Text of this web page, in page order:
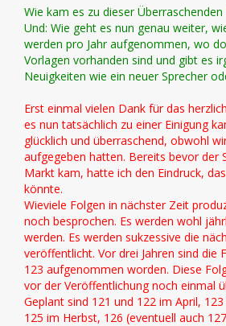
Wie kam es zu dieser Überraschenden
Und: Wie geht es nun genau weiter,
werden pro Jahr aufgenommen, wo
Vorlagen vorhanden sind und gibt es
Neuigkeiten wie ein neuer Sprecher
Erst einmal vielen Dank für das
es nun tatsächlich zu einer Einigung
glücklich und überraschend, obwohl
aufgegeben hatten. Bereits bevor der
Markt kam, hatte ich den Eindruck,
könnte.
Wieviele Folgen in nächster Zeit
noch besprochen. Es werden wohl
werden. Es werden sukzessive die
veröffentlicht. Vor drei Jahren sind die
123 aufgenommen worden. Diese
vor der Veröffentlichung noch einmal
Geplant sind 121 und 122 im April,
125 im Herbst, 126 (eventuell auch